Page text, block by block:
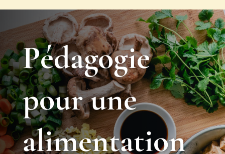
Pédagogie
pour une
alimentation